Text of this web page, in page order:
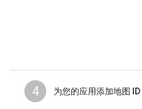
4 为您的应用添加地图 ID